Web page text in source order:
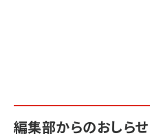
編集部からのおしらせ